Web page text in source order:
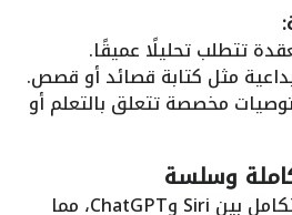
تتطلب تحليلًا عميقًا.
مثل كتابة قصائد أو قصص.
مخصصة تتعلق بالتعلم أو
وسلسة
التحديث الجديد يعزز التكامل بين Siri وChatGPT، مما